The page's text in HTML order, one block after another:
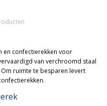
en confectierekken voor
van verchroomd staal
ruimte te besparen levert